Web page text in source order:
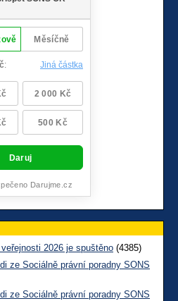
2026 je spuštěno (4385)
ze Sociálně právní poradny SONS
ze Sociálně právní poradny SONS